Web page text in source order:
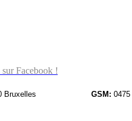
Facebook !
Bruxelles GSM: